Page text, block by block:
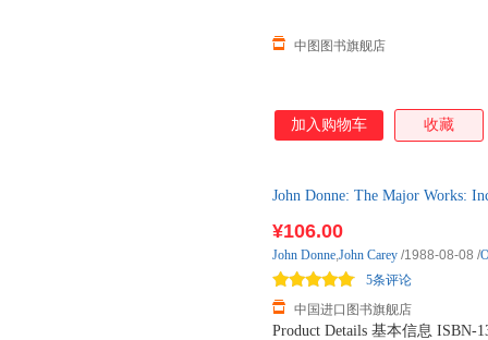
中图图书旗舰店
加入购物车 收藏
John Donne: The Major Works:
Product Details 基本信息 ISBN-
¥106.00
中国进口图书旗舰店
5条评论
John Donne,John Carey /1988-08-08 /